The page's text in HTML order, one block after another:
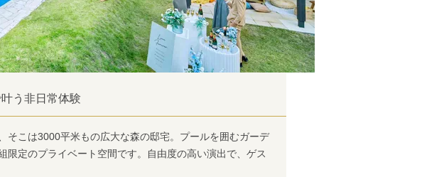
う非日常体験
そこは3000平米もの広大な森の邸宅。プールを囲むガーデ
限定のプライベート空間です。自由度の高い演出で、ゲス